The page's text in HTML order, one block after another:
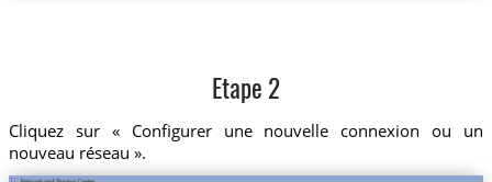
Etape 2
Cliquez sur « Configurer une nouvelle connexion ou un
nouveau réseau ».